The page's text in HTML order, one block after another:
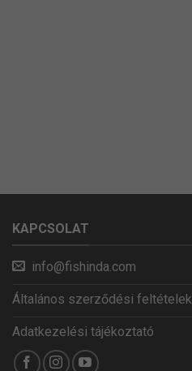
KAPCSOLAT
info@fishinda.com
Általános szerződési feltételek
Adatkezelési tájékoztató